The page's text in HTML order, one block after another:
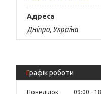
Дніпро, Україна
Графік роботи
Понеділок 09:00